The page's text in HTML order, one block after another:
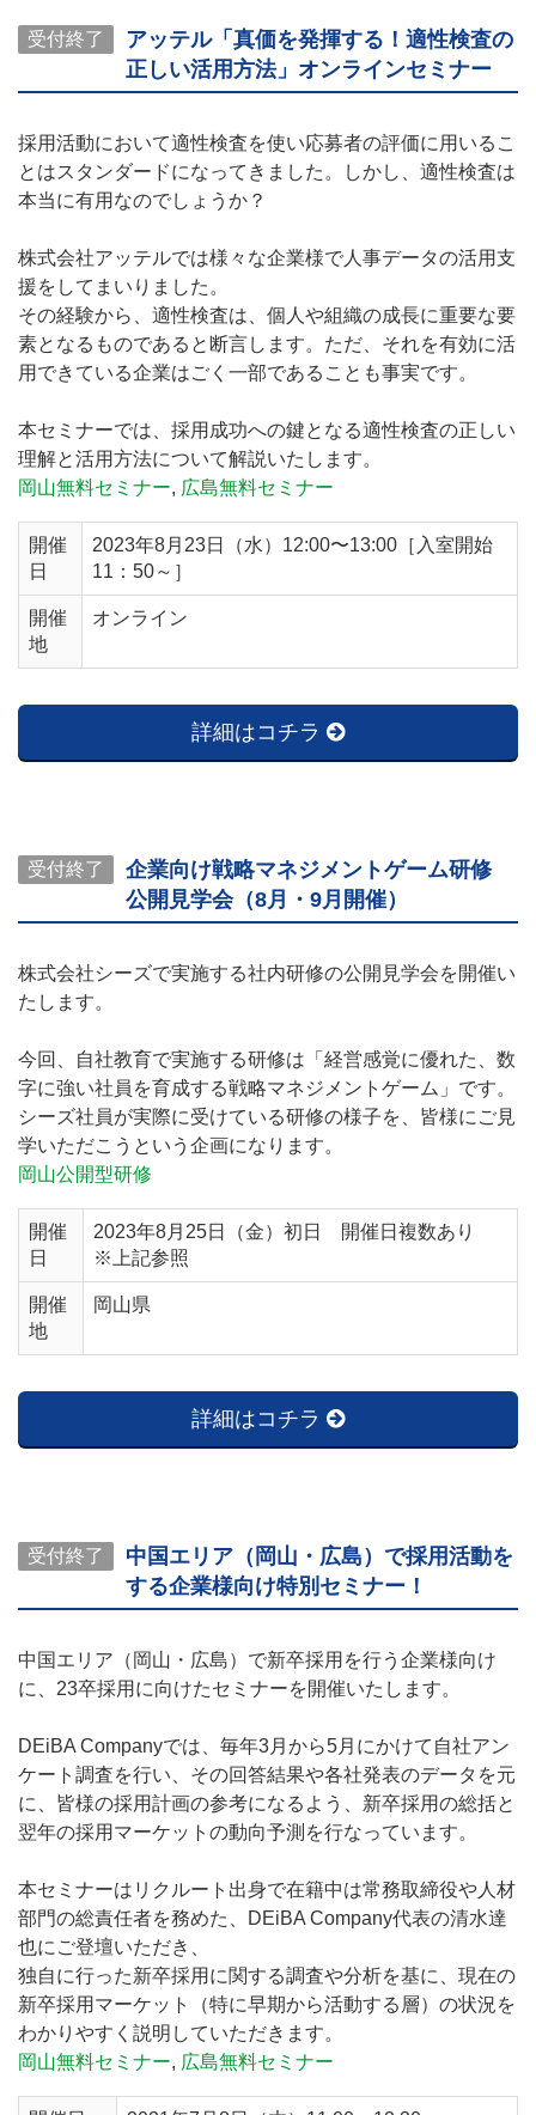
受付終了
アッテル「真価を発揮する！適性検査の
正しい活用方法」オンラインセミナー
採用活動において適性検査を使い応募者の評価に用いるこ
とはスタンダードになってきました。しかし、適性検査は
本当に有用なのでしょうか？
株式会社アッテルでは様々な企業様で人事データの活用支
援をしてまいりました。
その経験から、適性検査は、個人や組織の成長に重要な要
素となるものであると断言します。ただ、それを有効に活
用できている企業はごく一部であることも事実です。
本セミナーでは、採用成功への鍵となる適性検査の正しい
理解と活用方法について解説いたします。
岡山無料セミナー, 広島無料セミナー
開催
日
2023年8月23日（水）12:00〜13:00［入室開始
11：50～］
開催
地
オンライン
詳細はコチラ
受付終了
企業向け戦略マネジメントゲーム研修
公開見学会（8月・9月開催）
株式会社シーズで実施する社内研修の公開見学会を開催い
たします。
今回、自社教育で実施する研修は「経営感覚に優れた、数
字に強い社員を育成する戦略マネジメントゲーム」です。
シーズ社員が実際に受けている研修の様子を、皆様にご見
学いただこうという企画になります。
岡山公開型研修
開催
日
2023年8月25日（金）初日 開催日複数あり
※上記参照
開催
地
岡山県
詳細はコチラ
受付終了
中国エリア（岡山・広島）で採用活動を
する企業様向け特別セミナー！
中国エリア（岡山・広島）で新卒採用を行う企業様向け
に、23卒採用に向けたセミナーを開催いたします。
DEiBA Companyでは、毎年3月から5月にかけて自社アン
ケート調査を行い、その回答結果や各社発表のデータを元
に、皆様の採用計画の参考になるよう、新卒採用の総括と
翌年の採用マーケットの動向予測を行なっています。
本セミナーはリクルート出身で在籍中は常務取締役や人材
部門の総責任者を務めた、DEiBA Company代表の清水達
也にご登壇いただき、
独自に行った新卒採用に関する調査や分析を基に、現在の
新卒採用マーケット（特に早期から活動する層）の状況を
わかりやすく説明していただきます。
岡山無料セミナー, 広島無料セミナー